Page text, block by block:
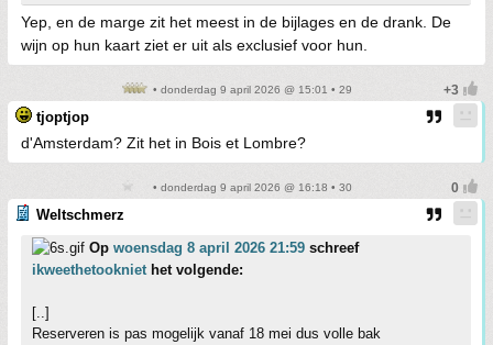
Yep, en de marge zit het meest in de bijlages en de drank. De
wijn op hun kaart ziet er uit als exclusief voor hun.
• donderdag 9 april 2026 @ 15:01 • 29
tjoptjop
d'Amsterdam? Zit het in Bois et Lombre?
• donderdag 9 april 2026 @ 16:18 • 30
Weltschmerz
Op woensdag 8 april 2026 21:59 schreef
ikweethetookniethet volgende:
[..]
Reserveren is pas mogelijk vanaf 18 mei dus volle bak